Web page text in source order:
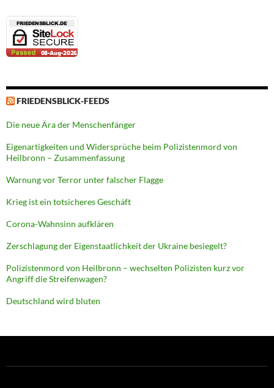
FRIEDENSBLICK-FEEDS
Die neue Ära der Menschenfänger
Eigenartigkeiten und Widersprüche beim Polizistenmord von
Heilbronn – Zusammenfassung
Warnung vor Terror unter falscher Flagge
Krieg ist ein totsicheres Geschäft
Corona-Wahnsinn aufklären
Zerschlagung der Eigenstaatlichkeit der Ukraine besiegelt?
Polizistenmord von Heilbronn – wechselten Polizisten kurz vor
Angriff die Streifenwagen?
Deutschland wird bluten